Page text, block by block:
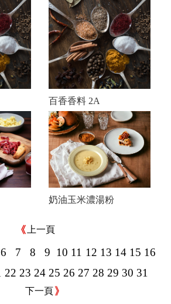
百香香料 2A
奶油玉米濃湯粉
上一頁
6 7 8 9 10 11 12 13 14 15 16
22 23 24 25 26 27 28 29 30 31
下一頁